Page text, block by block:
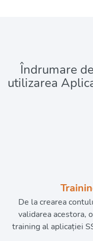
Îndrumare
utilizarea
De la crearea
validarea acestora,
training al aplicației